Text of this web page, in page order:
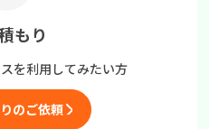
もり
を利用してみたい方
のご依頼